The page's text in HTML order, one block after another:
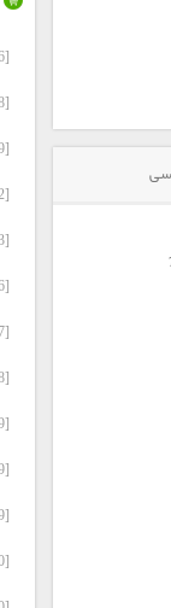
[2006] Pinhani – InandÄ±gin Masallar.zip
[2008] Pinhani – Zaman Beklemez.zip
[2009] Festival 2009.zip
[2012] Pinhani – Baska Seyler.zip
[2013] Pinhani – Canli Yayin.zip
[2016] Pinhani – Kedikoy.zip
[2017] Pinhani – Akustik.zip
[2018] Pinhani – On Turku.zip
[2019] Pinhani – Cekirdekten.zip
[2019] Pinhani – Konserdeyim.zip
[2019] Pinhani – Yollar Bizi Bekler.zip
[2020] Pinhani – Ben de Delirdim.zip